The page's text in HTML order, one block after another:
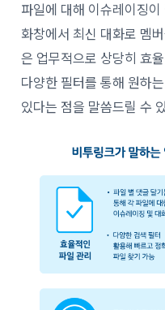
파일에 대해 이슈레이징
화창에서 최신 대화로 멤
은 업무적으로 상당히 효
다양한 필터를 통해 원하
있다는 점을 말씀드릴 수